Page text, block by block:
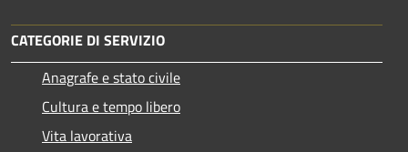
CATEGORIE DI SERVIZIO
Anagrafe e stato civile
Cultura e tempo libero
Vita lavorativa